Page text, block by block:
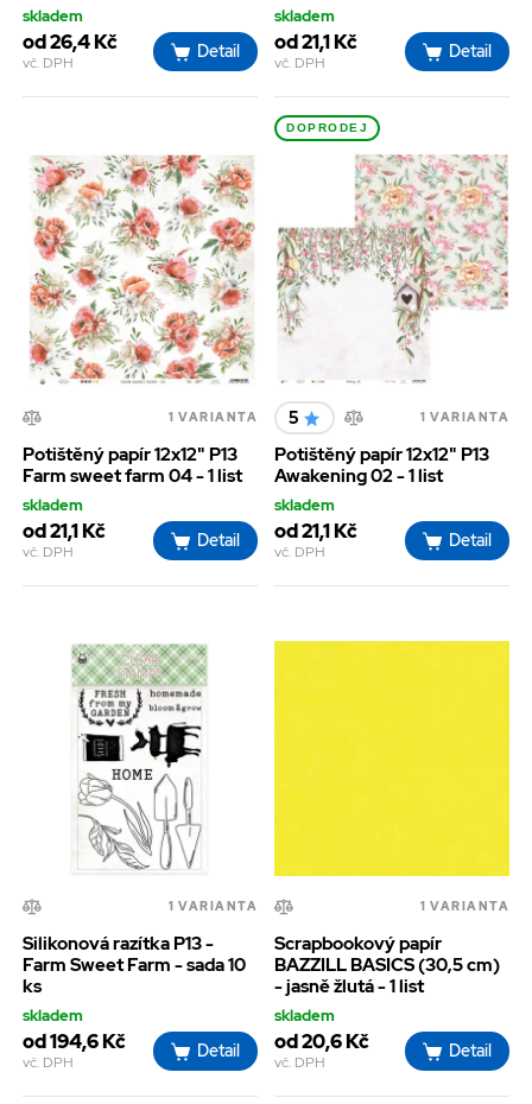
skladem
od 26,4 Kč
vč. DPH
Detail
skladem
od 21,1 Kč
vč. DPH
Detail
1 VARIANTA
Potištěný papír 12x12" P13
Farm sweet farm 04 - 1 list
skladem
od 21,1 Kč
vč. DPH
Detail
DOPRODEJ
5 1 VARIANTA
Potištěný papír 12x12" P13
Awakening 02 - 1 list
skladem
od 21,1 Kč
vč. DPH
Detail
1 VARIANTA
Silikonová razítka P13 -
Farm Sweet Farm - sada 10
ks
skladem
od 194,6 Kč
vč. DPH
Detail
1 VARIANTA
Scrapbookový papír
BAZZILL BASICS (30,5 cm)
- jasně žlutá - 1 list
skladem
od 20,6 Kč
vč. DPH
Detail